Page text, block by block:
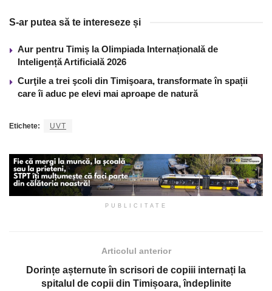
S-ar putea să te intereseze și
Aur pentru Timiș la Olimpiada Internațională de
Inteligență Artificială 2026
Curţile a trei şcoli din Timişoara, transformate în spații
care îi aduc pe elevi mai aproape de natură
Etichete: UVT
PUBLICITATE
Articolul anterior
Dorințe așternute în scrisori de copiii internați la
spitalul de copii din Timișoara, îndeplinite